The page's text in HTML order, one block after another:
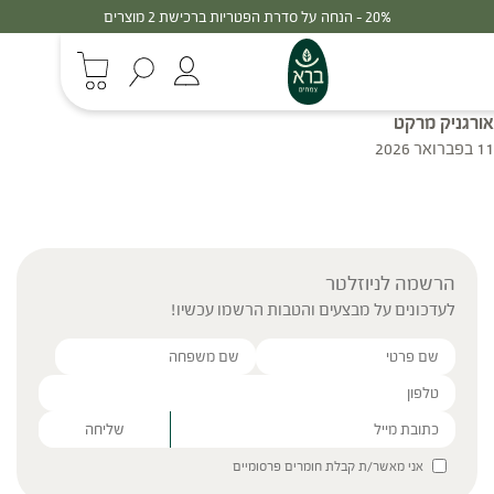
20% - הנחה על סדרת הפטריות ברכישת 2 מוצרים
אורגניק מרקט
11 בפברואר 2026
הרשמה לניוזלטר
לעדכונים על מבצעים והטבות הרשמו עכשיו!
Please leave this field empty.
אני מאשר/ת קבלת חומרים פרסומיים